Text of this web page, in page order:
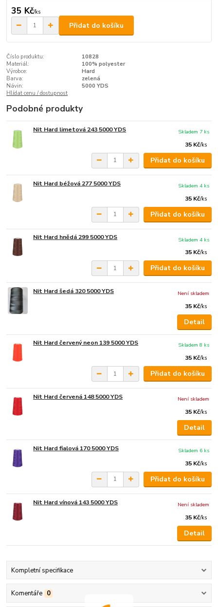
35 Kč/ks
Přidat do košíku
Číslo produktu:
10828
Materiál:
100% polyester
Výrobce:
Hard
Barva:
zelená
Návin:
5000 YDS
Hlídat cenu / dostupnost
Podobné produkty
Nit Hard limetová 243 5000 YDS
35 Kč/ks
Skladem 7 ks
Přidat do košíku
Nit Hard béžová 277 5000 YDS
35 Kč/ks
Skladem 4 ks
Přidat do košíku
Nit Hard hnědá 299 5000 YDS
35 Kč/ks
Skladem 4 ks
Přidat do košíku
Nit Hard šedá 320 5000 YDS
35 Kč/ks
Není skladem
Detail
Nit Hard červený neon 139 5000 YDS
35 Kč/ks
Skladem 8 ks
Přidat do košíku
Nit Hard červená 148 5000 YDS
35 Kč/ks
Není skladem
Detail
Nit Hard fialová 170 5000 YDS
35 Kč/ks
Skladem 6 ks
Přidat do košíku
Nit Hard vínová 143 5000 YDS
35 Kč/ks
Není skladem
Detail
Kompletní specifikace
Komentáře 0